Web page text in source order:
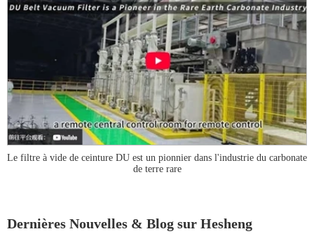
Le filtre à vide de ceinture DU est un pionnier dans l'industrie du carbonate
de terre rare
Dernières Nouvelles & Blog sur Hesheng